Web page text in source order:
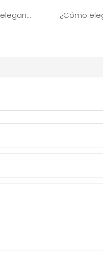
Máquina de envasado al vacío: unidades elegantes de primera calidad diseñadas a medida para compradores mayoristas de cocinas domésticas y restaurantes de lujo franceses.